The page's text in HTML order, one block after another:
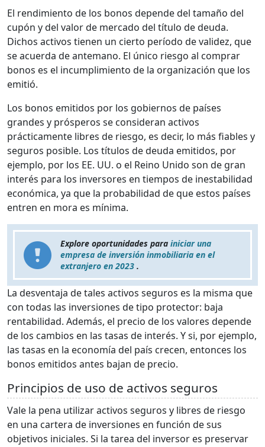
El rendimiento de los bonos depende del tamaño del
cupón y del valor de mercado del título de deuda.
Dichos activos tienen un cierto período de validez, que
se acuerda de antemano. El único riesgo al comprar
bonos es el incumplimiento de la organización que los
emitió.
Los bonos emitidos por los gobiernos de países
grandes y prósperos se consideran activos
prácticamente libres de riesgo, es decir, lo más fiables y
seguros posible. Los títulos de deuda emitidos, por
ejemplo, por los EE. UU. o el Reino Unido son de gran
interés para los inversores en tiempos de inestabilidad
económica, ya que la probabilidad de que estos países
entren en mora es mínima.
Explore oportunidades para iniciar una
empresa de inversión inmobiliaria en el
extranjero en 2023 .
La desventaja de tales activos seguros es la misma que
con todas las inversiones de tipo protector: baja
rentabilidad. Además, el precio de los valores depende
de los cambios en las tasas de interés. Y si, por ejemplo,
las tasas en la economía del país crecen, entonces los
bonos emitidos antes bajan de precio.
Principios de uso de activos seguros
Vale la pena utilizar activos seguros y libres de riesgo
en una cartera de inversiones en función de sus
objetivos iniciales. Si la tarea del inversor es preservar